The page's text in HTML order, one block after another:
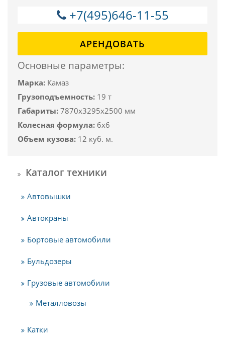
+7(495)646-11-55
АРЕНДОВАТЬ
Основные параметры:
Марка: Камаз
Грузоподъемность: 19 т
Габариты: 7870x3295x2500 мм
Колесная формула: 6x6
Объем кузова: 12 куб. м.
Каталог техники
Автовышки
Автокраны
Бортовые автомобили
Бульдозеры
Грузовые автомобили
Металловозы
Катки